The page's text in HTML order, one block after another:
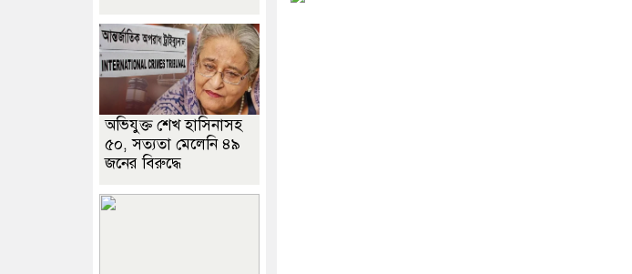
অভিযুক্ত শেখ হাসিনাসহ
৫০, সত্যতা মেলেনি ৪৯
জনের বিরুদ্ধে